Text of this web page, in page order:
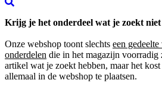
Krijg je het onderdeel wat je zoekt niet
Onze webshop toont slechts een
onderdelen die in het magazijn
artikel wat je zoekt hebben, maar het
allemaal in de webshop te plaatsen.